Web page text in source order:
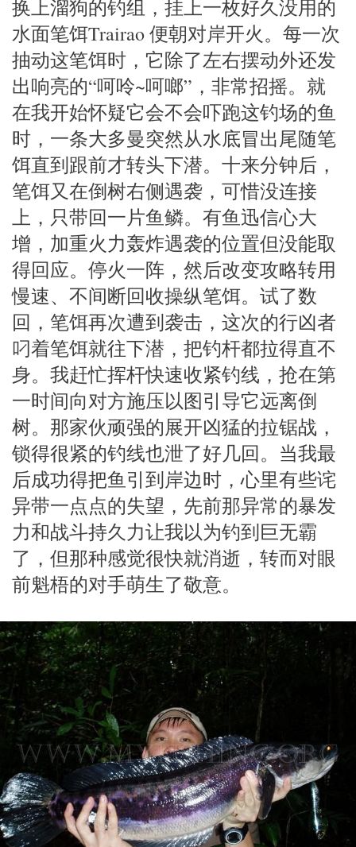
换上溜狗的钓组，挂上一枚好久没用的
水面笔饵Trairao 便朝对岸开火。每一次
抽动这笔饵时，它除了左右摆动外还发
出响亮的“呵呤~呵啷”，非常招摇。就
在我开始怀疑它会不会吓跑这钓场的鱼
时，一条大多曼突然从水底冒出尾随笔
饵直到跟前才转头下潜。十来分钟后，
笔饵又在倒树右侧遇袭，可惜没连接
上，只带回一片鱼鳞。有鱼迅信心大
增，加重火力轰炸遇袭的位置但没能取
得回应。停火一阵，然后改变攻略转用
慢速、不间断回收操纵笔饵。试了数
回，笔饵再次遭到袭击，这次的行凶者
叼着笔饵就往下潜，把钓杆都拉得直不
身。我赶忙挥杆快速收紧钓线，抢在第
一时间向对方施压以图引导它远离倒
树。那家伙顽强的展开凶猛的拉锯战，
锁得很紧的钓线也泄了好几回。当我最
后成功得把鱼引到岸边时，心里有些诧
异带一点点的失望，先前那异常的暴发
力和战斗持久力让我以为钓到巨无霸
了，但那种感觉很快就消逝，转而对眼
前魁梧的对手萌生了敬意。